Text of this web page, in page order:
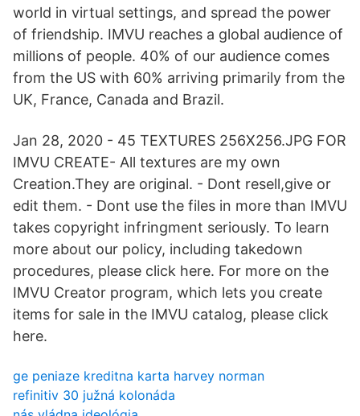
world in virtual settings, and spread the power
of friendship. IMVU reaches a global audience of
millions of people. 40% of our audience comes
from the US with 60% arriving primarily from the
UK, France, Canada and Brazil.
Jan 28, 2020 - 45 TEXTURES 256X256.JPG FOR
IMVU CREATE- All textures are my own
Creation.They are original. - Dont resell,give or
edit them. - Dont use the files in more than IMVU
takes copyright infringment seriously. To learn
more about our policy, including takedown
procedures, please click here. For more on the
IMVU Creator program, which lets you create
items for sale in the IMVU catalog, please click
here.
ge peniaze kreditna karta harvey norman
refinitiv 30 južná kolonáda